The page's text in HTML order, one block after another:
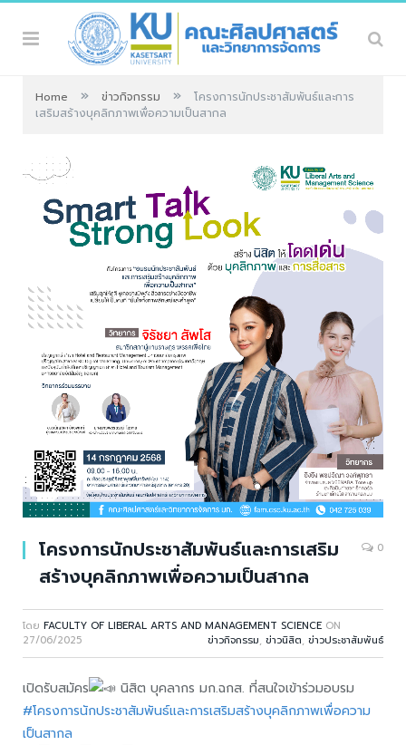
Home » ข่าวกิจกรรม »
โครงการนักประชาสัมพันธ์และการ
เสริมสร้างบุคลิกภาพเพื่อความเป็นสากล
โครงการนักประชาสัมพันธ์และการเสริม
สร้างบุคลิกภาพเพื่อความเป็นสากล
0
โดย FACULTY OF LIBERAL ARTS AND MANAGEMENT SCIENCE ON
27/06/2025
ข่าวกิจกรรม, ข่าวนิสิต, ข่าวประชาสัมพันธ์
เปิดรับสมัคร
นิสิต บุคลากร มก.ฉกส. ที่สนใจเข้าร่วมอบรม
#โครงการนักประชาสัมพันธ์และการเสริมสร้างบุคลิกภาพเพื่อความ
เป็นสากล